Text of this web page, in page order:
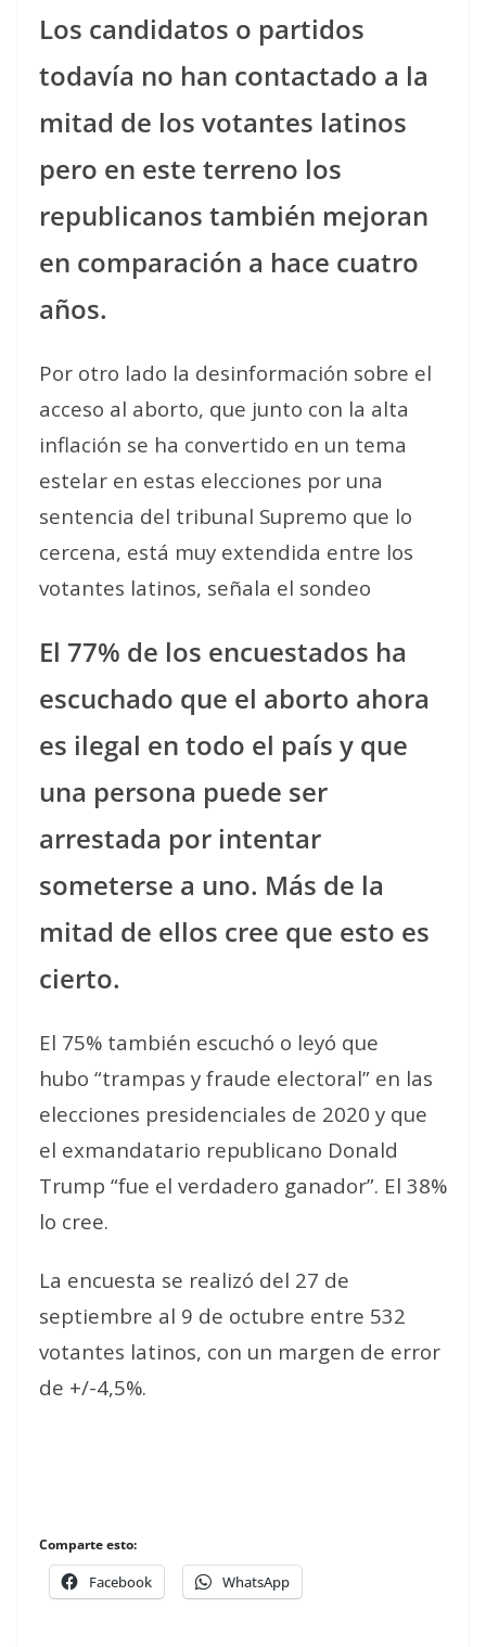
Los candidatos o partidos
todavía no han contactado a la
mitad de los votantes latinos
pero en este terreno los
republicanos también mejoran
en comparación a hace cuatro
años.
Por otro lado la desinformación sobre el
acceso al aborto, que junto con la alta
inflación se ha convertido en un tema
estelar en estas elecciones por una
sentencia del tribunal Supremo que lo
cercena, está muy extendida entre los
votantes latinos, señala el sondeo
El 77% de los encuestados ha
escuchado que el aborto ahora
es ilegal en todo el país y que
una persona puede ser
arrestada por intentar
someterse a uno. Más de la
mitad de ellos cree que esto es
cierto.
El 75% también escuchó o leyó que
hubo “trampas y fraude electoral” en las
elecciones presidenciales de 2020 y que
el exmandatario republicano Donald
Trump “fue el verdadero ganador”. El 38%
lo cree.
La encuesta se realizó del 27 de
septiembre al 9 de octubre entre 532
votantes latinos, con un margen de error
de +/-4,5%.
Comparte esto:
Facebook WhatsApp